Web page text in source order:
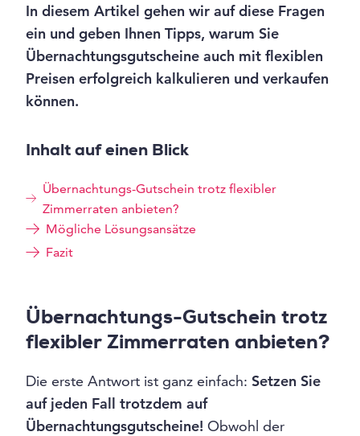
In diesem Artikel gehen wir auf diese Fragen
ein und geben Ihnen Tipps, warum Sie
Übernachtungsgutscheine auch mit flexiblen
Preisen erfolgreich kalkulieren und verkaufen
können.
Inhalt auf einen Blick
Übernachtungs-Gutschein trotz flexibler
Zimmerraten anbieten?
Mögliche Lösungsansätze
Fazit
Übernachtungs-Gutschein trotz
flexibler Zimmerraten anbieten?
Die erste Antwort ist ganz einfach: Setzen Sie
auf jeden Fall trotzdem auf
Übernachtungsgutscheine! Obwohl der